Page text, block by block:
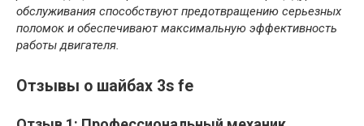
обслуживания способствуют предотвращению серьезных
поломок и обеспечивают максимальную эффективность
работы двигателя.
Отзывы о шайбах 3s fe